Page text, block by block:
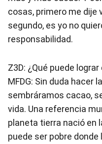
cosas, primero me dije
segundo, es yo no
responsabilidad.
Z3D: ¿Qué puede
MFDG: Sin duda hacer
sembráramos cacao,
vida. Una referencia
planeta tierra nació en
puede ser pobre